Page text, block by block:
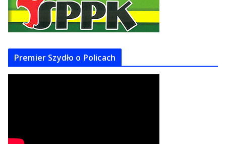
Premier Szydło o Policach